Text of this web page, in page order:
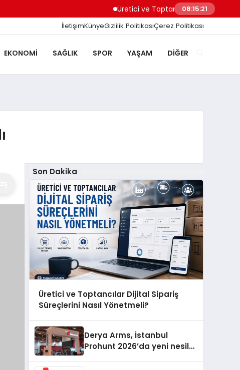
Üretici ve Toptancılar Dijital Sipariş
08:15:22
İletişimKünyeGizlilik PolitikasıÇerez Politikası
EKONOMI SAĞLIK SPOR YAŞAM DIĞER
Son Dakika
Üretici ve Toptancılar Dijital Sipariş
Süreçlerini Nasıl Yönetmeli?
Derya Arms, İstanbul
Prohunt 2026’da yeni nesil